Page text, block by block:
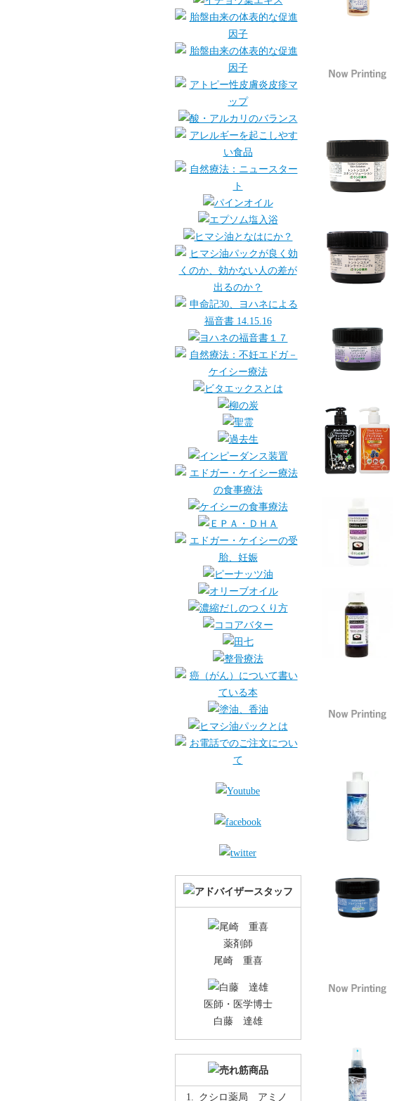
薬剤師
尾崎 重喜
医師・医学博士
白藤 達雄
クシロ薬局 アミノ